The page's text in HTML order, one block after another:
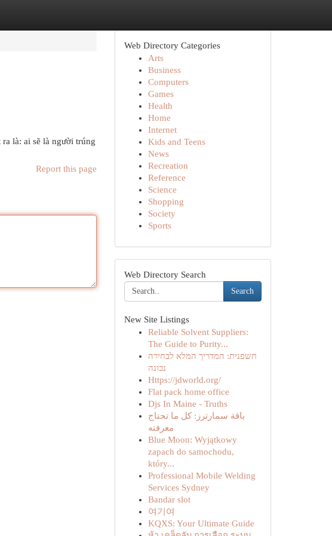
là: ai sẽ là người trúng
Report this page
Web Directory Categories
Arts
Business
Computers
Games
Health
Home
Internet
Kids and Teens
News
Recreation
Reference
Science
Shopping
Society
Sports
Web Directory Search
Search
New Site Listings
Reliable Solvent Suppliers:
The Guide to Purity...
חשפנית: המדריך המלא לבחירה
נכונה
Https://jdworld.org/
Flat pack home office
Djs In Maine - Truths
باقة سمارترز: كل ما تحتاج
معرفته
Blue Moon: Wyjątkowy
zapach do samochodu,
który...
Professional Mobile Welding
Services Sydney
Bandar slot
여기여
KQXS: Your Ultimate Guide